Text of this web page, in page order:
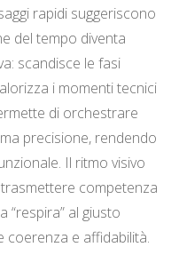
rapidi suggeriscono
del tempo diventa
scandisce le fasi
i momenti tecnici
di orchestrare
precisione, rendendo
Il ritmo visivo
competenza
“respira” al giusto
e affidabilità.